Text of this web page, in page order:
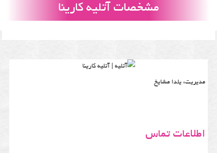
مشخصات آتلیه کارینا
مدیریت: یلدا مشایخ
اطلاعات تماس